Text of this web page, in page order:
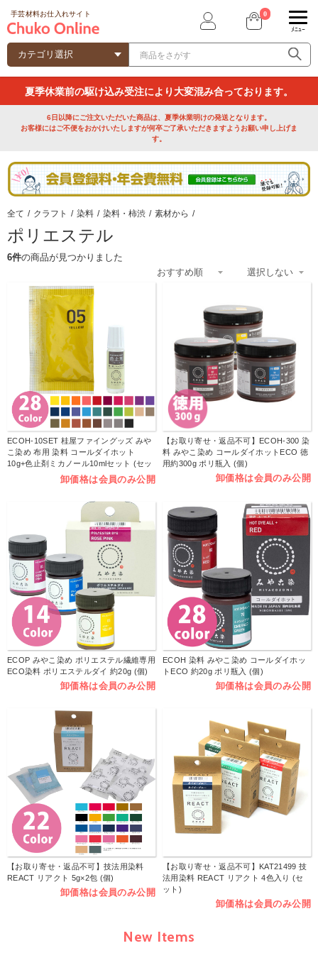
手芸材料お仕入れサイト 0
ﾒﾆｭｰ
夏季休業前の駆け込み受注により大変混み合っております。
6日以降にご注文いただいた商品は、夏季休業明けの発送となります。
お客様にはご不便をおかけいたしますが何卒ご了承いただきますようお願い申し上げま
す。
全て / クラフト / 染料 / 染料・柿渋 / 素材から /
ポリエステル
6件の商品が見つかりました
ECOH-10SET 桂屋ファイングッズ みや
こ染め 布用 染料 コールダイホット
10g+色止剤ミカノール10mlセット (セッ
卸価格は会員のみ公開
【お取り寄せ・返品不可】ECOH-300 染
料 みやこ染め コールダイホットECO 徳
用約300g ポリ瓶入 (個)
卸価格は会員のみ公開
ECOP みやこ染め ポリエステル繊維専用
ECO染料 ポリエステルダイ 約20g (個)
卸価格は会員のみ公開
ECOH 染料 みやこ染め コールダイホッ
トECO 約20g ポリ瓶入 (個)
卸価格は会員のみ公開
【お取り寄せ・返品不可】技法用染料
REACT リアクト 5g×2包 (個)
卸価格は会員のみ公開
【お取り寄せ・返品不可】KAT21499 技
法用染料 REACT リアクト 4色入り (セ
ット)
卸価格は会員のみ公開
New Items